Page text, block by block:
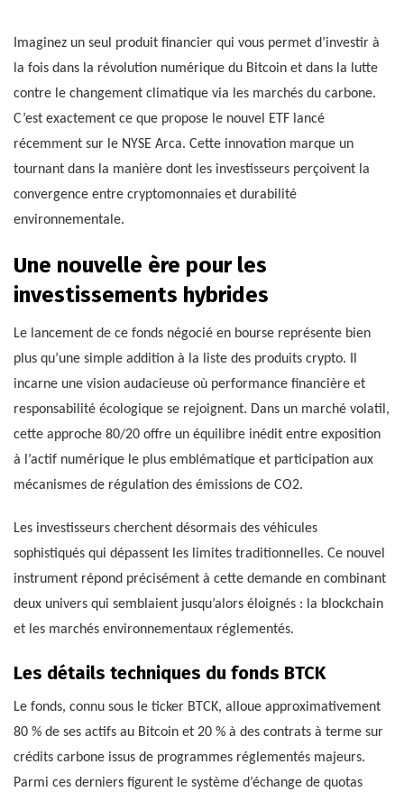
Imaginez un seul produit financier qui vous permet d’investir à
la fois dans la révolution numérique du Bitcoin et dans la lutte
contre le changement climatique via les marchés du carbone.
C’est exactement ce que propose le nouvel ETF lancé
récemment sur le NYSE Arca. Cette innovation marque un
tournant dans la manière dont les investisseurs perçoivent la
convergence entre cryptomonnaies et durabilité
environnementale.
Une nouvelle ère pour les
investissements hybrides
Le lancement de ce fonds négocié en bourse représente bien
plus qu’une simple addition à la liste des produits crypto. Il
incarne une vision audacieuse où performance financière et
responsabilité écologique se rejoignent. Dans un marché volatil,
cette approche 80/20 offre un équilibre inédit entre exposition
à l’actif numérique le plus emblématique et participation aux
mécanismes de régulation des émissions de CO2.
Les investisseurs cherchent désormais des véhicules
sophistiqués qui dépassent les limites traditionnelles. Ce nouvel
instrument répond précisément à cette demande en combinant
deux univers qui semblaient jusqu’alors éloignés : la blockchain
et les marchés environnementaux réglementés.
Les détails techniques du fonds BTCK
Le fonds, connu sous le ticker BTCK, alloue approximativement
80 % de ses actifs au Bitcoin et 20 % à des contrats à terme sur
crédits carbone issus de programmes réglementés majeurs.
Parmi ces derniers figurent le système d’échange de quotas